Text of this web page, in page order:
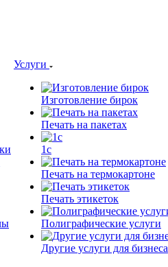
Услуги
Изготовление бирок
Печать на пакетах
1c
Печать на термокартоне
Печать этикеток
Полиграфические услуги
Другие услуги для бизнеса